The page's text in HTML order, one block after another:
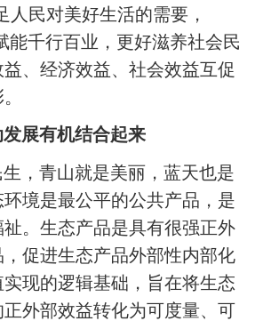
人民对美好生活的需要，
能千行百业，更好滋养社会民
、经济效益、社会效益互促
展有机结合起来
，青山就是美丽，蓝天也是
境是最公平的公共产品，是
。生态产品是具有很强正外
促进生态产品外部性内部化
现的逻辑基础，旨在将生态
外部效益转化为可度量、可